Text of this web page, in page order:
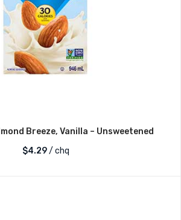
Breeze, Vanilla – Unsweetened
$4.29/ chq